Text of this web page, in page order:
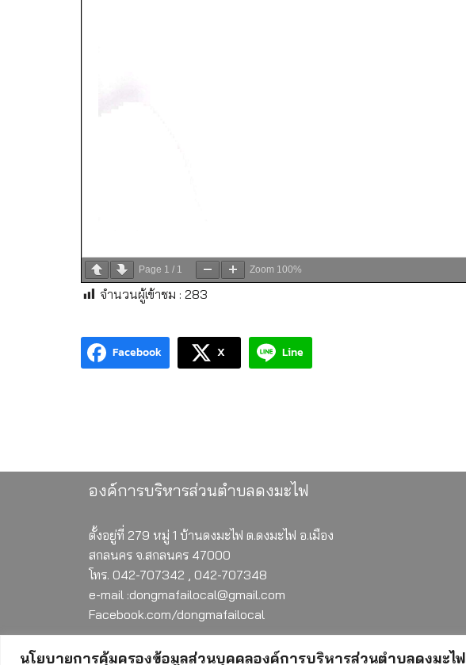
นโยบายการคุ้มครองข้อมูลส่วนบุคคลองค์การบริหารส่วนตำบลดงมะไฟ
Page 1 / 1 Zoom 100%
จำนวนผู้เข้าชม : 283
Facebook X Line
องค์การบริหารส่วนตำบลดงมะไฟ
ตั้งอยู่ที่ 279 หมู่ 1 บ้านดงมะไฟ ต.ดงมะไฟ อ.เมือง
สกลนคร จ.สกลนคร 47000
โทร. 042-707342 , 042-707348
e-mail :dongmafailocal@gmail.com
Facebook.com/dongmafailocal